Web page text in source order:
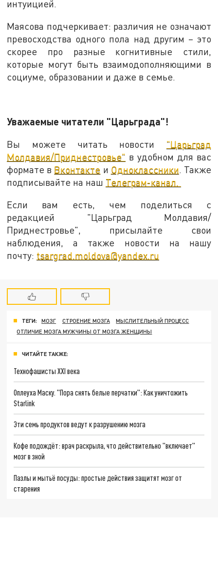
интуицией.
Маясова подчеркивает: различия не означают
превосходства одного пола над другим – это
скорее про разные когнитивные стили,
которые могут быть взаимодополняющими в
социуме, образовании и даже в семье.
Уважаемые читатели "Царьграда"!
Вы можете читать новости "Царьград
Молдавия/Приднестровье" в удобном для вас
формате в Вконтакте и Одноклассники. Также
подписывайте на наш Телеграм-канал.
Если вам есть, чем поделиться с
редакцией "Царьград Молдавия/
Приднестровье", присылайте свои
наблюдения, а также новости на нашу
почту: tsargrad.moldova@yandex.ru
ТЕГИ: МОЗГ СТРОЕНИЕ МОЗГА
МЫСЛИТЕЛЬНЫЙ ПРОЦЕСС
ОТЛИЧИЕ МОЗГА МУЖЧИНЫ ОТ МОЗГА ЖЕНЩИНЫ
ЧИТАЙТЕ ТАКЖЕ:
Технофашисты XXI века
Оплеуха Маску. "Пора снять белые перчатки": Как уничтожить
Starlink
Эти семь продуктов ведут к разрушению мозга
Кофе подождёт: врач раскрыла, что действительно "включает"
мозг в зной
Пазлы и мытьё посуды: простые действия защитят мозг от
старения